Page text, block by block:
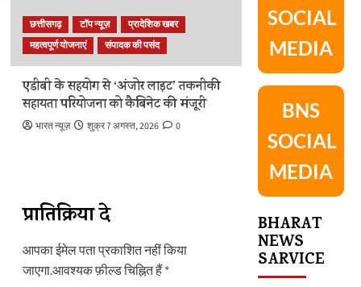
छत्तीसगढ़ टॉप न्यूज़
प्रादेशिक खबर
महत्वपूर्ण योजनाएं
संपादक की पसंद
एडीबी के सहयोग से ‘अंजोर लाइट’ तकनीकी
सहायता परियोजना को कैबिनेट की मंजूरी
भारत न्यूज़ शुक्र 7 अगस्त, 2026 0
प्रातिक्रिया दे
आपका ईमेल पता प्रकाशित नहीं किया
जाएगा.आवश्यक फ़ील्ड चिह्नित हैं*
SOCIAL
MEDIA
BNS
SOCIAL
MEDIA
BHARAT
NEWS
SARVICE